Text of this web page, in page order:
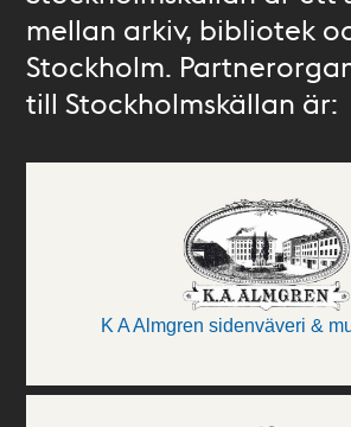
mellan arkiv, bibliotek
Stockholm.
till Stockholmskällan är:
K A Almgren sidenväveri &